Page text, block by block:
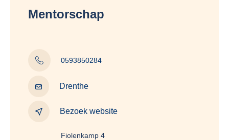
Mentorschap
0593850284
Drenthe
Bezoek website
Fiolenkamp 4